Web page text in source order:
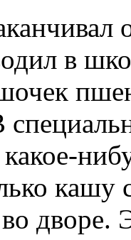
в
кашу
дворе.